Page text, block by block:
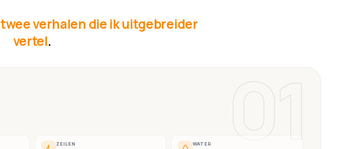
twee verhalen die ik uitgebreider
vertel.
01
ZEILEN WATER